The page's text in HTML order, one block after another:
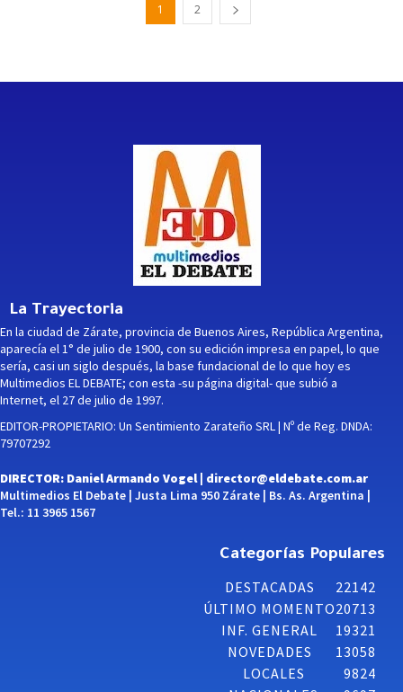
1 2
La Trayectoria
En la ciudad de Zárate, provincia de Buenos Aires, República Argentina,
aparecía el 1° de julio de 1900, con su edición impresa en papel, lo que
sería, casi un siglo después, la base fundacional de lo que hoy es
Multimedios EL DEBATE; con esta -su página digital- que subió a
Internet, el 27 de julio de 1997.
EDITOR-PROPIETARIO: Un Sentimiento Zarateño SRL | Nº de Reg. DNDA:
79707292
DIRECTOR: Daniel Armando Vogel | director@eldebate.com.ar
Multimedios El Debate | Justa Lima 950 Zárate | Bs. As. Argentina |
Tel.: 11 3965 1567
Categorías Populares
DESTACADAS
22142
ÚLTIMO MOMENTO20713
INF. GENERAL
19321
NOVEDADES
13058
LOCALES
9824